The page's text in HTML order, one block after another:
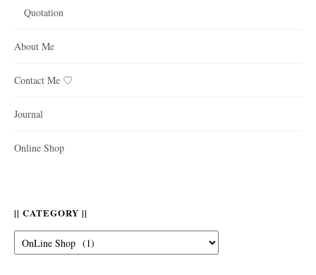
Quotation
About Me
Contact Me ♡
Journal
Online Shop
|| CATEGORY ||
Category